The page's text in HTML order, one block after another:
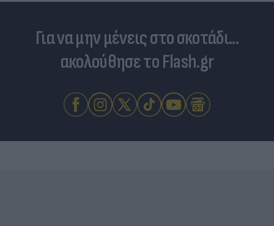
Για να μην μένεις στο σκοτάδι...
ακολούθησε το Flash.gr